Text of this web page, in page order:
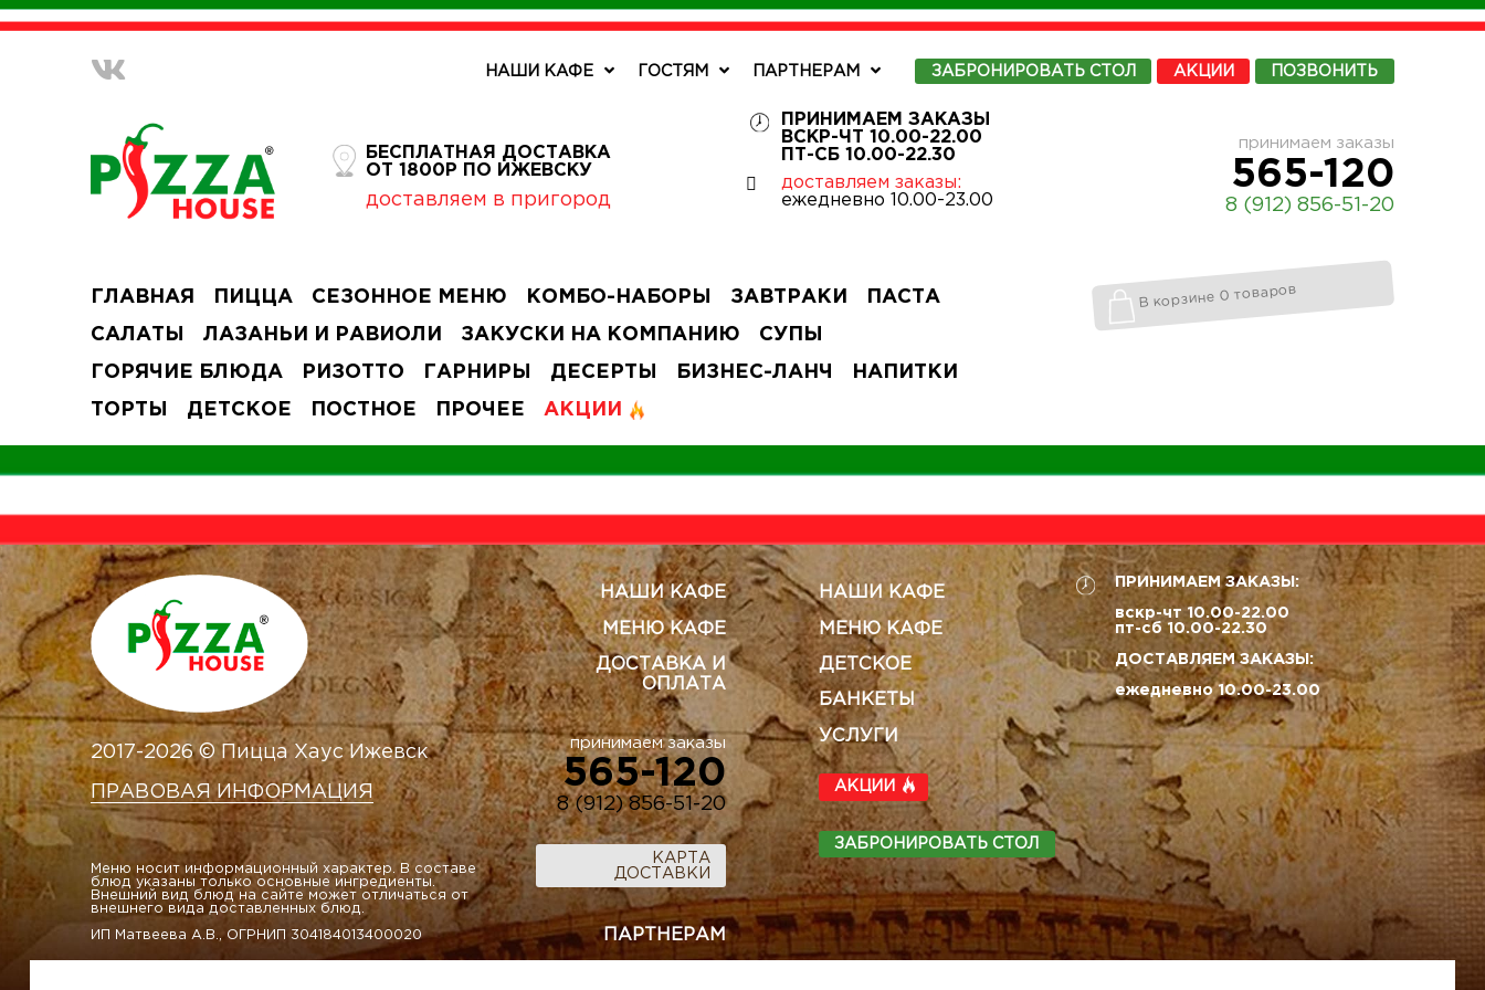
НАШИ КАФЕ ГОСТЯМ ПАРТНЕРАМ ЗАБРОНИРОВАТЬ СТОЛ АКЦИИ ПОЗВОНИТЬ
БЕСПЛАТНАЯ ДОСТАВКА
ОТ 1800Р ПО ИЖЕВСКУ
доставляем в пригород
ПРИНИМАЕМ ЗАКАЗЫ
ВСКР-ЧТ 10.00-22.00
ПТ-СБ 10.00-22.30
доставляем заказы:
ежедневно 10.00-23.00
принимаем заказы
565-120
8 (912) 856-51-20
ГЛАВНАЯ ПИЦЦА СЕЗОННОЕ МЕНЮ КОМБО-НАБОРЫ ЗАВТРАКИ ПАСТА
САЛАТЫ ЛАЗАНЬИ И РАВИОЛИ ЗАКУСКИ НА КОМПАНИЮ СУПЫ
ГОРЯЧИЕ БЛЮДА РИЗОТТО ГАРНИРЫ ДЕСЕРТЫ БИЗНЕС-ЛАНЧ НАПИТКИ
ТОРТЫ ДЕТСКОЕ ПОСТНОЕ ПРОЧЕЕ АКЦИИ
В корзине 0 товаров
2017-2026 © Пицца Хаус Ижевск
ПРАВОВАЯ ИНФОРМАЦИЯ
Меню носит информационный характер. В составе
блюд указаны только основные ингредиенты.
Внешний вид блюд на сайте может отличаться от
внешнего вида доставленных блюд.
ИП Матвеева А.В., ОГРНИП 304184013400020
НАШИ КАФЕ
МЕНЮ КАФЕ
ДОСТАВКА И
ОПЛАТА
принимаем заказы
565-120
8 (912) 856-51-20
КАРТА
ДОСТАВКИ
ПАРТНЕРАМ
НАШИ КАФЕ
МЕНЮ КАФЕ
ДЕТСКОЕ
БАНКЕТЫ
УСЛУГИ
АКЦИИ
ЗАБРОНИРОВАТЬ СТОЛ
ПРИНИМАЕМ ЗАКАЗЫ:
вскр-чт 10.00-22.00
пт-сб 10.00-22.30
ДОСТАВЛЯЕМ ЗАКАЗЫ:
ежедневно 10.00-23.00